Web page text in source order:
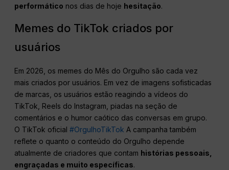
performático nos dias de hoje hesitação.
Memes do TikTok criados por
usuários
Em 2026, os memes do Mês do Orgulho são cada vez
mais criados por usuários. Em vez de imagens sofisticadas
de marcas, os usuários estão reagindo a vídeos do
TikTok, Reels do Instagram, piadas na seção de
comentários e o humor caótico das conversas em grupo.
O TikTok oficial#OrgulhoTikTok A campanha também
reflete o quanto o conteúdo do Orgulho depende
atualmente de criadores que contam histórias pessoais,
engraçadas e muito específicas.